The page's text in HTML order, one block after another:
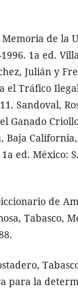
de la
1a ed.
Julián y
el Tráfico
Sandoval,
Ganado
Baja
ed. México:
de
Tabasco,
para la